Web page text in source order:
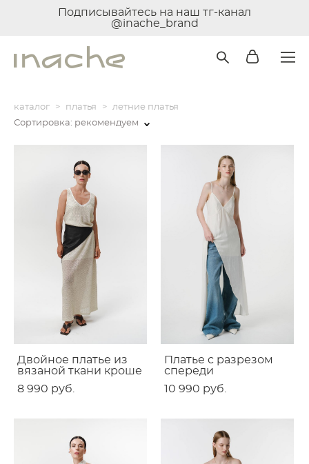
Подписывайтесь на наш тг-канал
@inache_brand
каталог > платья >
летние платья
Сортировка: рекомендуем
Двойное платье из
вязаной ткани кроше
8 990 pуб.
Платье c разрезом
спереди
10 990 pуб.